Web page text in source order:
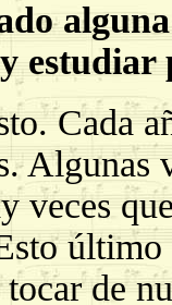
Cada
Algunas
veces
de